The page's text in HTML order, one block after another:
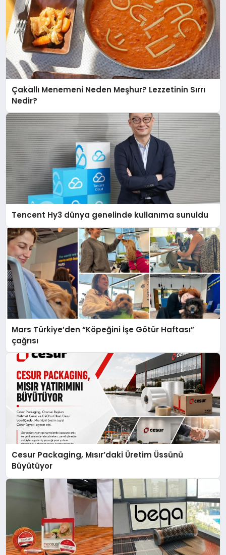
Çakallı Menemeni Neden Meşhur? Lezzetinin Sırrı
Nedir?
Tencent Hy3 dünya genelinde kullanıma sunuldu
Mars Türkiye’den “Köpeğini İşe Götür Haftası”
çağrısı
Cesur Packaging, Mısır’daki Üretim Üssünü
Büyütüyor